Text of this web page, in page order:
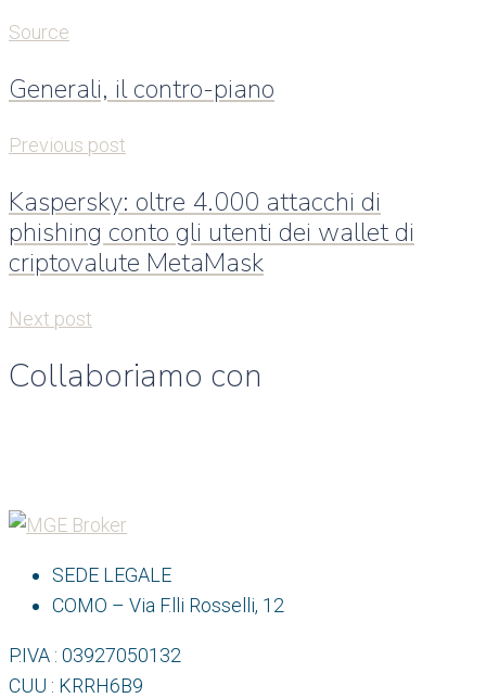
Source
Generali, il contro-piano
Previous post
Kaspersky: oltre 4.000 attacchi di
phishing conto gli utenti dei wallet di
criptovalute MetaMask
Next post
Collaboriamo con
SEDE LEGALE
COMO – Via F.lli Rosselli, 12
P.IVA : 03927050132
CUU : KRRH6B9